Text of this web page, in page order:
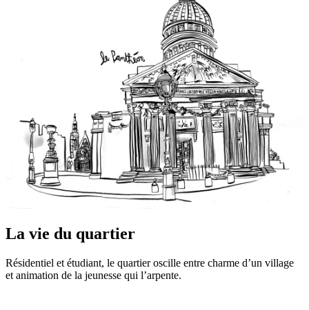
La vie du quartier
Résidentiel et étudiant, le quartier oscille entre charme d’un village
et animation de la jeunesse qui l’arpente.